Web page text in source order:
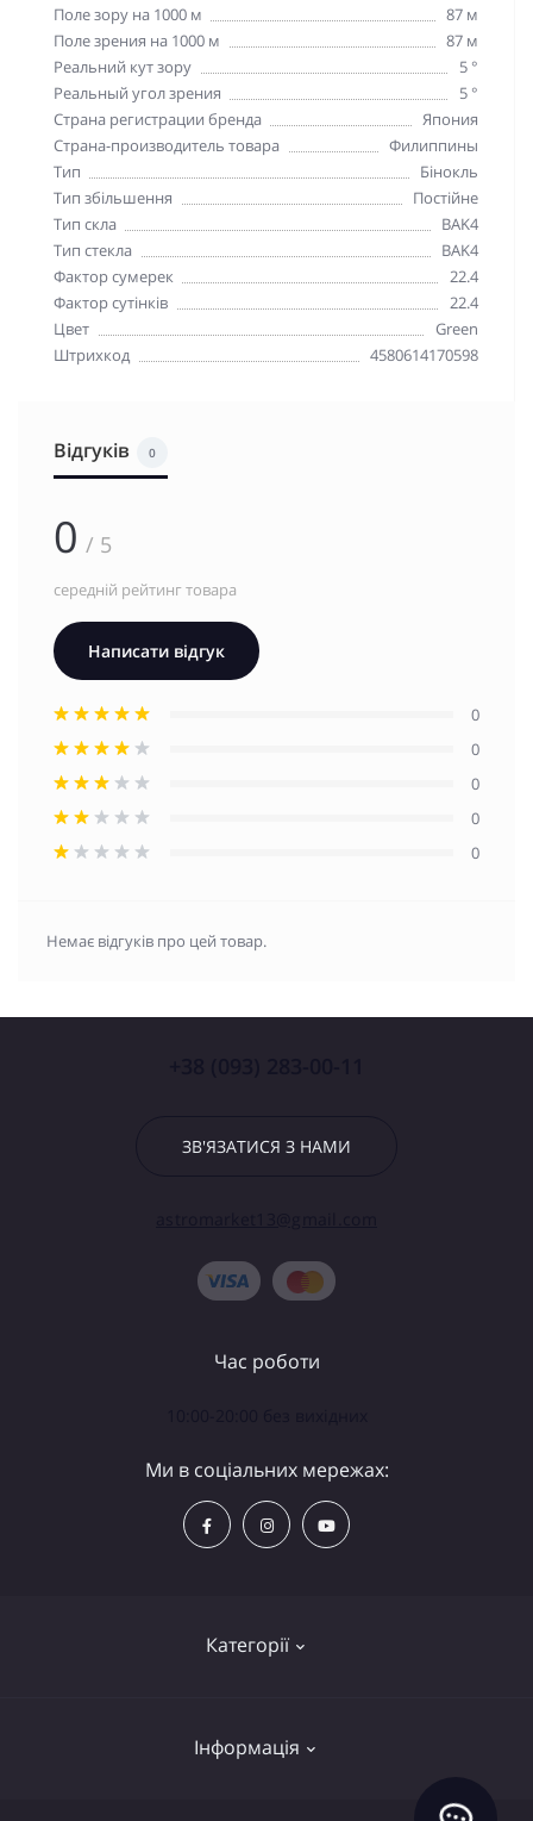
Поле зору на 1000 м
87 м
Поле зрения на 1000 м
87 м
Реальний кут зору
5 °
Реальный угол зрения
5 °
Страна регистрации бренда
Япония
Страна-производитель товара
Филиппины
Тип
Бінокль
Тип збільшення
Постійне
Тип скла
BAK4
Тип стекла
BAK4
Фактор сумерек
22.4
Фактор сутінків
22.4
Цвет
Green
Штрихкод
4580614170598
Відгуків 0
0 / 5
середній рейтинг товара
Написати відгук
0
0
0
0
0
Немає відгуків про цей товар.
ЗВ'ЯЗАТИСЯ З НАМИ
Категорії
Інформація
Час роботи
Ми в соціальних мережах: